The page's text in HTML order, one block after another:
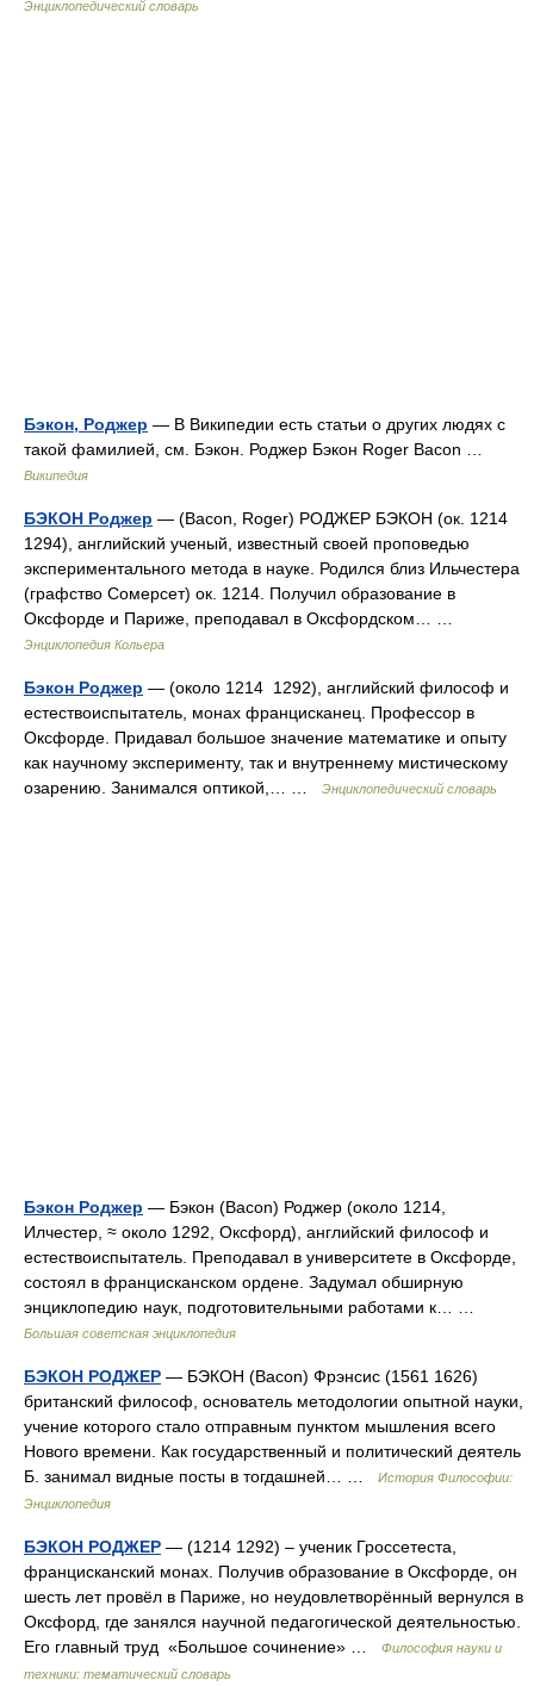
Энциклопедический словарь
Бэкон, Роджер — В Википедии есть статьи о других людях с
такой фамилией, см. Бэкон. Роджер Бэкон Roger Bacon …
Википедия
БЭКОН Роджер — (Bacon, Roger) РОДЖЕР БЭКОН (ок. 1214
1294), английский ученый, известный своей проповедью
экспериментального метода в науке. Родился близ Ильчестера
(графство Сомерсет) ок. 1214. Получил образование в
Оксфорде и Париже, преподавал в Оксфордском… …
Энциклопедия Кольера
Бэкон Роджер — (около 1214 1292), английский философ и
естествоиспытатель, монах францисканец. Профессор в
Оксфорде. Придавал большое значение математике и опыту
как научному эксперименту, так и внутреннему мистическому
озарению. Занимался оптикой,… …
Энциклопедический словарь
Бэкон Роджер — Бэкон (Bacon) Роджер (около 1214,
Илчестер, ≈ около 1292, Оксфорд), английский философ и
естествоиспытатель. Преподавал в университете в Оксфорде,
состоял в францисканском ордене. Задумал обширную
энциклопедию наук, подготовительными работами к… …
Большая советская энциклопедия
БЭКОН РОДЖЕР — БЭКОН (Bacon) Фрэнсис (1561 1626)
британский философ, основатель методологии опытной науки,
учение которого стало отправным пунктом мышления всего
Нового времени. Как государственный и политический деятель
Б. занимал видные посты в тогдашней… …
История Философии:
Энциклопедия
БЭКОН РОДЖЕР — (1214 1292) – ученик Гроссетеста,
францисканский монах. Получив образование в Оксфорде, он
шесть лет провёл в Париже, но неудовлетворённый вернулся в
Оксфорд, где занялся научной педагогической деятельностью.
Его главный труд «Большое сочинение» …
Философия науки и
техники: тематический словарь